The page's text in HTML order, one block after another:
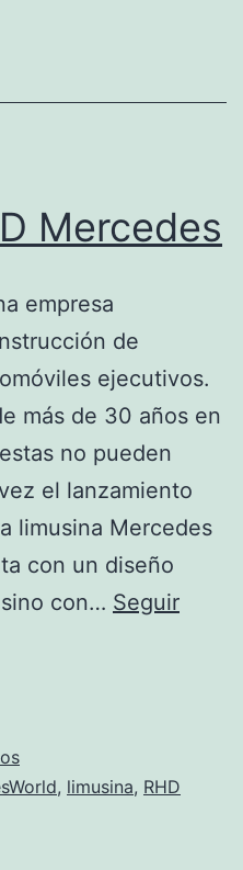
Mercedes
empresa
de
ejecutivos.
más de 30 años en
no pueden
el lanzamiento
limusina Mercedes
con un diseño
con… Seguir
, limusina, RHD